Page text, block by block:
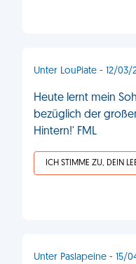
Unter LouPiate - 12/03/
Heute lernt mein
bezüglich der
Hintern!' FML
Unter Paslapeine - 15/